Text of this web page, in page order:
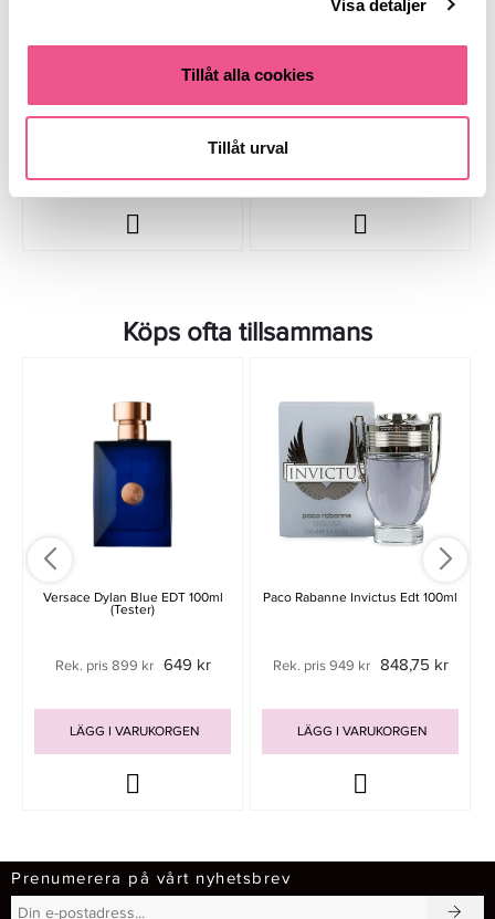
Visa detaljer
Tillåt alla cookies
Tillåt urval
200ml
Rek. pris 859 kr 618 kr
Edt 200ml
Rek. pris 749 kr 499 kr
Köps ofta tillsammans
Versace Dylan Blue EDT 100ml
(Tester)
Rek. pris 899 kr 649 kr
LÄGG I VARUKORGEN
Paco Rabanne Invictus Edt 100ml
Rek. pris 949 kr 848,75 kr
LÄGG I VARUKORGEN
Prenumerera på vårt nyhetsbrev